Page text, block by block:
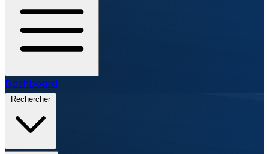
Dashboard
Rechercher